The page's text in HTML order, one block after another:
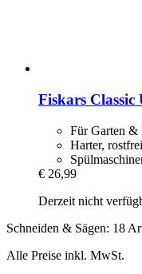
Fiskars Classic
Für Garten &
Harter,
€ 26,99
Derzeit nicht
Schneiden & Sägen: 18
Alle Preise inkl. MwSt.